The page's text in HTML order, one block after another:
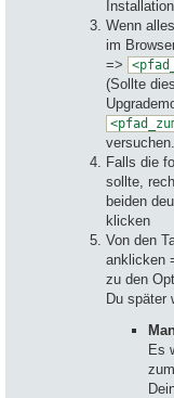
Wenn
im
=>
(Sollte
Falls die
sollte,
beiden
klicken
Von den
anklicken
zu den
Du später
Es